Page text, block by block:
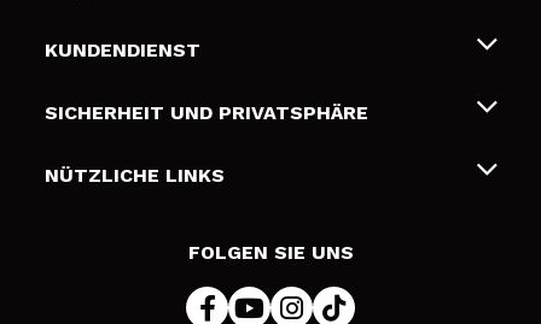
Über uns
Geschenkkarten
KUNDENDIENST
Liefer- und Versandkosten
Zahlung
SICHERHEIT UND PRIVATSPHÄRE
Bedingungen und Datenschutz
NÜTZLICHE LINKS
FOLGEN SIE UNS